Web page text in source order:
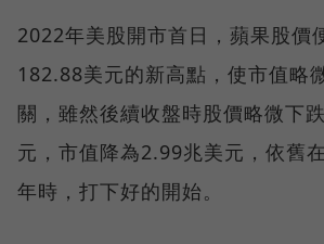
2022年美股開市首日，蘋果股價
182.88美元的新高點，使市值略
關，雖然後續收盤時股價略微下
元，市值降為2.99兆美元，依舊
年時，打下好的開始。